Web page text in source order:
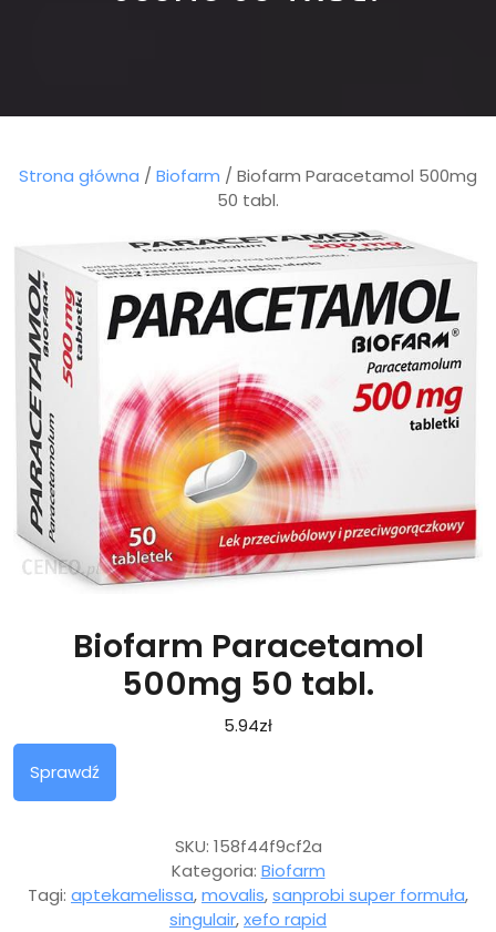
Strona główna / Biofarm / Biofarm Paracetamol 500mg
50 tabl.
Biofarm Paracetamol
500mg 50 tabl.
5.94zł
Sprawdź
SKU: 158f44f9cf2a
Kategoria: Biofarm
Tagi: aptekamelissa,movalis,sanprobi super formuła,
singulair,xefo rapid